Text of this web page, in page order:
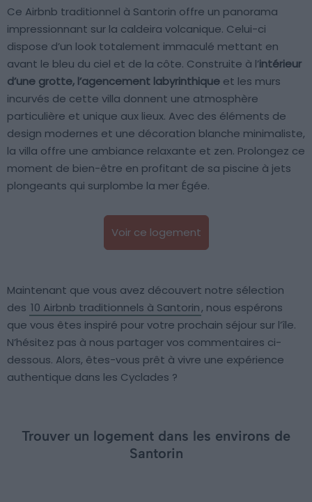
Ce Airbnb traditionnel à Santorin offre un panorama
impressionnant sur la caldeira volcanique. Celui-ci
dispose d’un look totalement immaculé mettant en
avant le bleu du ciel et de la côte. Construite à l’intérieur
d’une grotte, l’agencement labyrinthique et les murs
incurvés de cette villa donnent une atmosphère
particulière et unique aux lieux. Avec des éléments de
design modernes et une décoration blanche minimaliste,
la villa offre une ambiance relaxante et zen. Prolongez ce
moment de bien-être en profitant de sa piscine à jets
plongeants qui surplombe la mer Égée.
Voir ce logement
Maintenant que vous avez découvert notre sélection
des 10 Airbnb traditionnels à Santorin, nous espérons
que vous êtes inspiré pour votre prochain séjour sur l’île.
N’hésitez pas à nous partager vos commentaires ci-
dessous. Alors, êtes-vous prêt à vivre une expérience
authentique dans les Cyclades ?
Trouver un logement dans les environs de
Santorin